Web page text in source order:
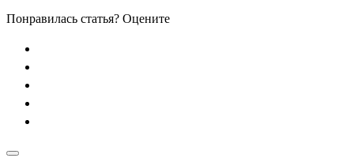
Понравилась статья? Оцените